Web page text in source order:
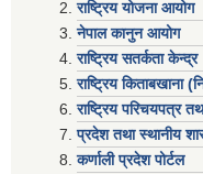
राष्ट्रिय योजना आयोग
नेपाल कानुन आयोग
राष्ट्रिय सतर्कता केन्द्र
राष्ट्रिय किताबखाना
राष्ट्रिय परिचयपत्र
प्रदेश तथा स्थानीय
कर्णाली प्रदेश पोर्टल